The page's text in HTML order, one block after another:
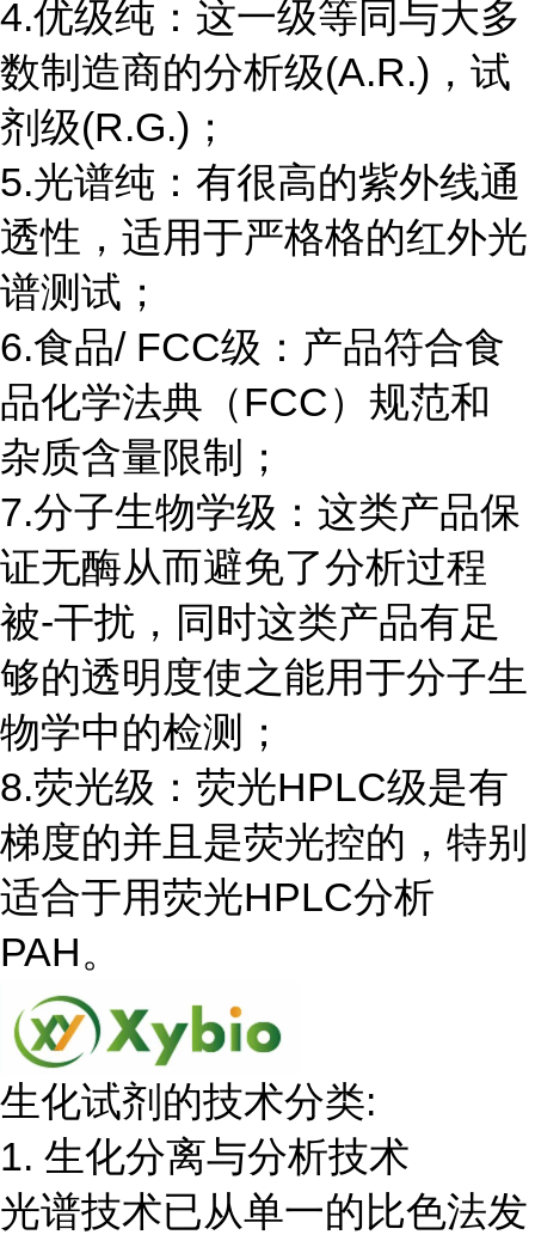
4.优级纯：这一级等同与大多
数制造商的分析级(A.R.)，试
剂级(R.G.)；
5.光谱纯：有很高的紫外线通
透性，适用于严格格的红外光
谱测试；
6.食品/ FCC级：产品符合食
品化学法典（FCC）规范和
杂质含量限制；
7.分子生物学级：这类产品保
证无酶从而避免了分析过程
被-干扰，同时这类产品有足
够的透明度使之能用于分子生
物学中的检测；
8.荧光级：荧光HPLC级是有
梯度的并且是荧光控的，特别
适合于用荧光HPLC分析
PAH。
生化试剂的技术分类:
1. 生化分离与分析技术
光谱技术已从单一的比色法发